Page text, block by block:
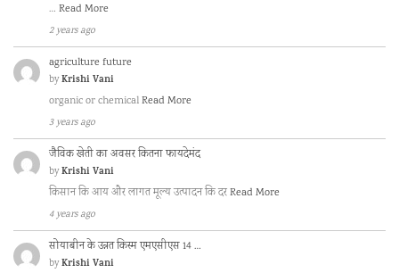
… Read More
2 years ago
agriculture future
byKrishi Vani
organic or chemicalRead More
3 years ago
जैविक खेती का अवसर कितना फायदेमंद
byKrishi Vani
किसान कि आय और लागत मूल्य उत्पादन कि दरRead More
4 years ago
सोयाबीन के उन्नत किस्म एमएसीएस 14 …
byKrishi Vani